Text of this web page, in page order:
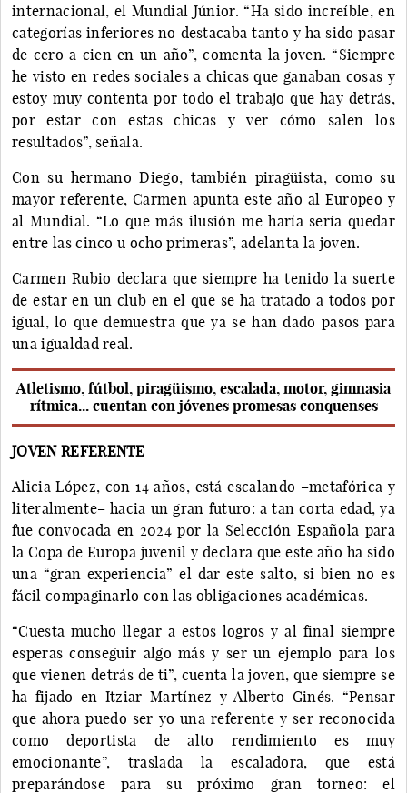
internacional, el Mundial Júnior. “Ha sido increíble, en
categorías inferiores no destacaba tanto y ha sido pasar
de cero a cien en un año”, comenta la joven. “Siempre
he visto en redes sociales a chicas que ganaban cosas y
estoy muy contenta por todo el trabajo que hay detrás,
por estar con estas chicas y ver cómo salen los
resultados”, señala.
Con su hermano Diego, también piragüista, como su
mayor referente, Carmen apunta este año al Europeo y
al Mundial. “Lo que más ilusión me haría sería quedar
entre las cinco u ocho primeras”, adelanta la joven.
Carmen Rubio declara que siempre ha tenido la suerte
de estar en un club en el que se ha tratado a todos por
igual, lo que demuestra que ya se han dado pasos para
una igualdad real.
Atletismo, fútbol, piragüismo, escalada, motor, gimnasia
rítmica... cuentan con jóvenes promesas conquenses
JOVEN REFERENTE
Alicia López, con 14 años, está escalando –metafórica y
literalmente– hacia un gran futuro: a tan corta edad, ya
fue convocada en 2024 por la Selección Española para
la Copa de Europa juvenil y declara que este año ha sido
una “gran experiencia” el dar este salto, si bien no es
fácil compaginarlo con las obligaciones académicas.
“Cuesta mucho llegar a estos logros y al final siempre
esperas conseguir algo más y ser un ejemplo para los
que vienen detrás de ti”, cuenta la joven, que siempre se
ha fijado en Itziar Martínez y Alberto Ginés. “Pensar
que ahora puedo ser yo una referente y ser reconocida
como deportista de alto rendimiento es muy
emocionante”, traslada la escaladora, que está
preparándose para su próximo gran torneo: el